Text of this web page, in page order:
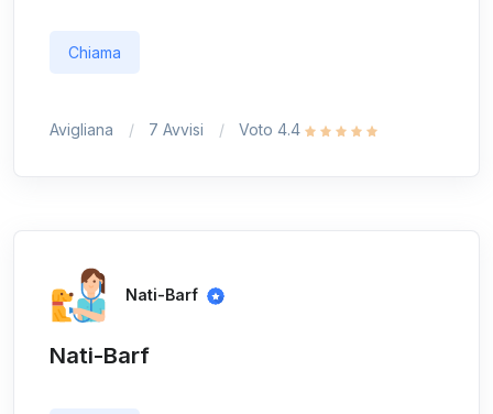
Chiama
Avigliana 7 Avvisi Voto 4.4
Nati-Barf
Nati-Barf